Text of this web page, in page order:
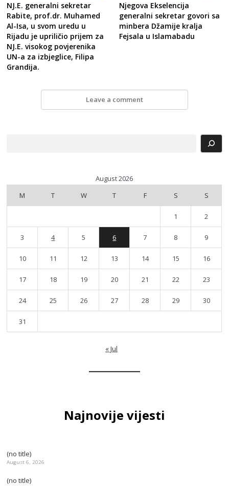
NJ.E. generalni sekretar
Rabite, prof.dr. Muhamed
Al-Isa, u svom uredu u
Rijadu je upriličio prijem za
NJ.E. visokog povjerenika
UN-a za izbjeglice, Filipa
Grandija.
Njegova Ekselencija
generalni sekretar govori sa
minbera Džamije kralja
Fejsala u Islamabadu
Leave a comment
August 2026
M
T W T F S S
1 2
3 4 5 6 7 8 9
10 11 12 13 14 15 16
17 18 19 20 21 22 23
24 25 26 27 28 29 30
31
« Jul
Najnovije vijesti
(no title)
August 6, 2026
(no title)